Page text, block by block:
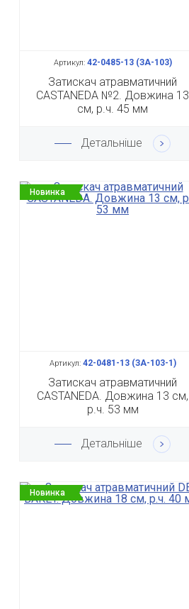
Артикул:42-0485-13 (ЗА-103)
Затискач атравматичний
CASTANEDA №2. Довжина 13
см, р.ч. 45 мм
Детальніше
Новинка
Артикул:42-0481-13 (ЗА-103-1)
Затискач атравматичний
CASTANEDA. Довжина 13 см,
р.ч. 53 мм
Детальніше
Новинка